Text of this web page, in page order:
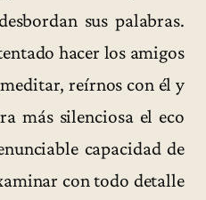
sus palabras.
hacer los amigos
reírnos con él y
más silenciosa el eco
capacidad de
con todo detalle